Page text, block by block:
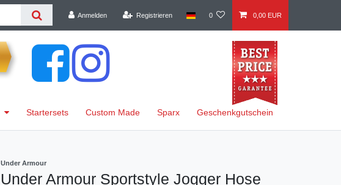
Anmelden Registrieren 0 0,00 EUR
Startersets Custom Made Sparx Geschenkgutschein
Under Armour
Under Armour Sportstyle Jogger Hose